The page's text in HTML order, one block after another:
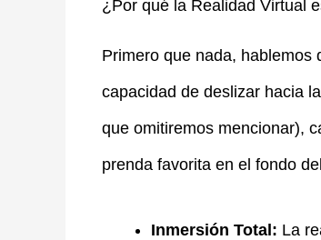
¿Por qué la Realidad Virtual
Primero que nada, hablemos
capacidad de deslizar hacia
que omitiremos mencionar),
prenda favorita en el fondo
Inmersión Total: La